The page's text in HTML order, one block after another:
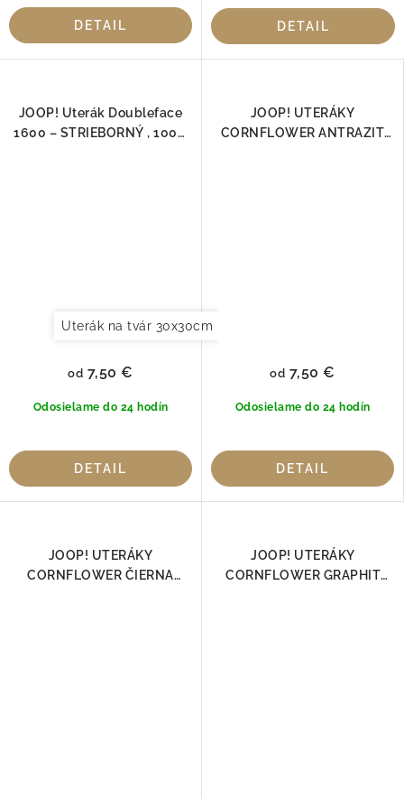
DETAIL DETAIL
JOOP! Uterák Doubleface
1600 – STRIEBORNÝ , 100%
Uterák na tvár 30x30cm
Odosielame do 24 hodín
od 7,50 €
DETAIL
JOOP! UTERÁKY
CORNFLOWER ANTRAZIT
Odosielame do 24 hodín
od 7,50 €
DETAIL
JOOP! UTERÁKY
CORNFLOWER ČIERNA
JOOP! UTERÁKY
CORNFLOWER GRAPHIT